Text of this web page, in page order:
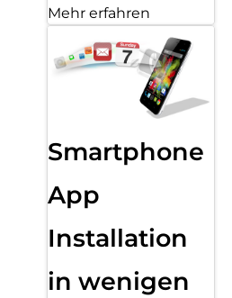
Mehr erfahren
Smartphone
App
Installation
in wenigen